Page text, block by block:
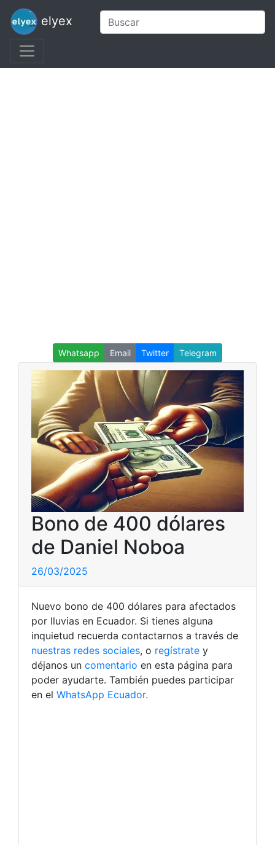
elyex
Whatsapp Email Twitter Telegram
Bono de 400 dólares
de Daniel Noboa
26/03/2025
Nuevo bono de 400 dólares para afectados
por lluvias en Ecuador. Si tienes alguna
inquietud recuerda contactarnos a través de
nuestras redes sociales, o regístrate y
déjanos un comentario en esta página para
poder ayudarte. También puedes participar
en el WhatsApp Ecuador.